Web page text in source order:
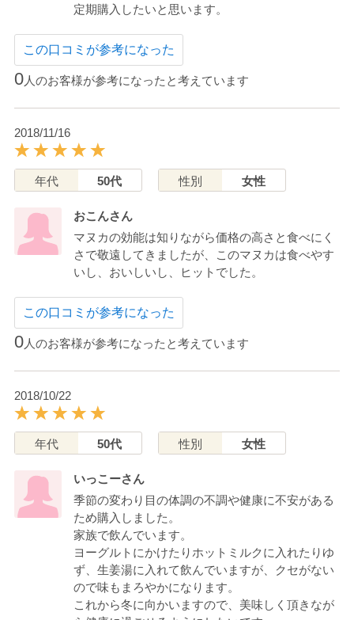
定期購入したいと思います。
この口コミが参考になった
0人のお客様が参考になったと考えています
2018/11/16
年代 50代 性別 女性
おこんさん
マヌカの効能は知りながら価格の高さと食べにく
さで敬遠してきましたが、このマヌカは食べやす
いし、おいしいし、ヒットでした。
この口コミが参考になった
0人のお客様が参考になったと考えています
2018/10/22
年代 50代 性別 女性
いっこーさん
季節の変わり目の体調の不調や健康に不安がある
ため購入しました。
家族で飲んでいます。
ヨーグルトにかけたりホットミルクに入れたりゆ
ず、生姜湯に入れて飲んでいますが、クセがない
ので味もまろやかになります。
これから冬に向かいますので、美味しく頂きなが